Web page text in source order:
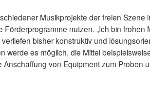
Musikprojekte der freien Szene
Förderprogramme nutzen. „Ich bin frohen
bisher konstruktiv und
werde es möglich, die Mittel
Anschaffung von Equipment zum Proben